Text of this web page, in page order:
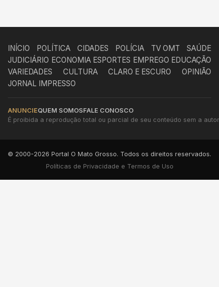
INÍCIO POLÍTICA CIDADES POLÍCIA TV OMT
SAÚDE
JUDICIÁRIO ECONOMIA ESPORTES EMPREGO EDUCAÇÃO
VARIEDADES
CULTURA CLARO E ESCURO
OPINIÃO
JORNAL IMPRESSO
ANUNCIEQUEM SOMOSFALE CONOSCO
É proibida a reprodução total ou parcial de seu conteúdo sem a
© 2000-2026 Portal O Mato Grosso. Todos os direitos reservados.
Políticas de Privacidade e Termos de Uso